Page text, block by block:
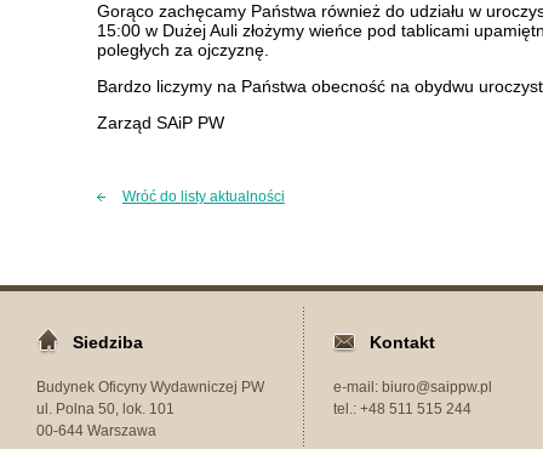
Gorąco zachęcamy Państwa również do udziału w
15:00 w Dużej Auli złożymy wieńce pod tablicami
poległych za ojczyznę.
Bardzo liczymy na Państwa obecność na obydwu
Zarząd SAiP PW
Wróć do listy aktualności
Siedziba
Budynek Oficyny Wydawniczej PW
ul. Polna 50, lok. 101
00-644 Warszawa
Kontakt
e-mail: biuro@saippw.pl
tel.: +48 511 515 244